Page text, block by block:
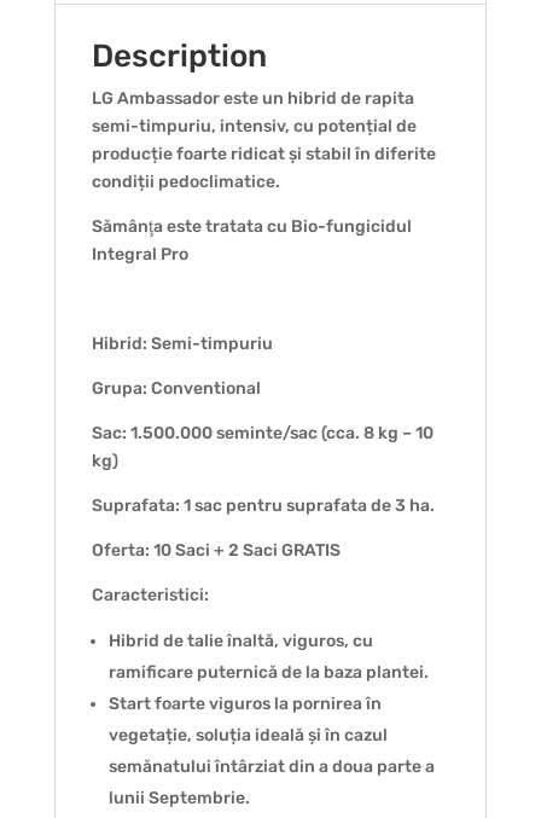
Description
LG Ambassador este un hibrid de rapita
semi-timpuriu, intensiv, cu potențial de
producție foarte ridicat și stabil în diferite
condiții pedoclimatice.
Sămânţa este tratata cu Bio-fungicidul
Integral Pro
Hibrid: Semi-timpuriu
Grupa: Conventional
Sac: 1.500.000 seminte/sac (cca. 8 kg – 10
kg)
Suprafata: 1 sac pentru suprafata de 3 ha.
Oferta: 10 Saci + 2 Saci GRATIS
Caracteristici:
Hibrid de talie înaltă, viguros, cu
ramificare puternică de la baza plantei.
Start foarte viguros la pornirea în
vegetație, soluția ideală și în cazul
semănatului întârziat din a doua parte a
lunii Septembrie.